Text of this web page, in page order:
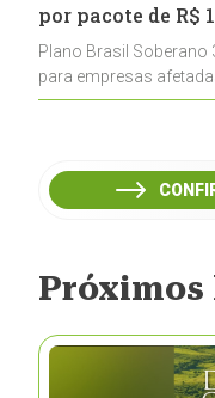
por pacote de R$
Plano Brasil Soberano
para empresas
inclui a pecuária entre
Próximos